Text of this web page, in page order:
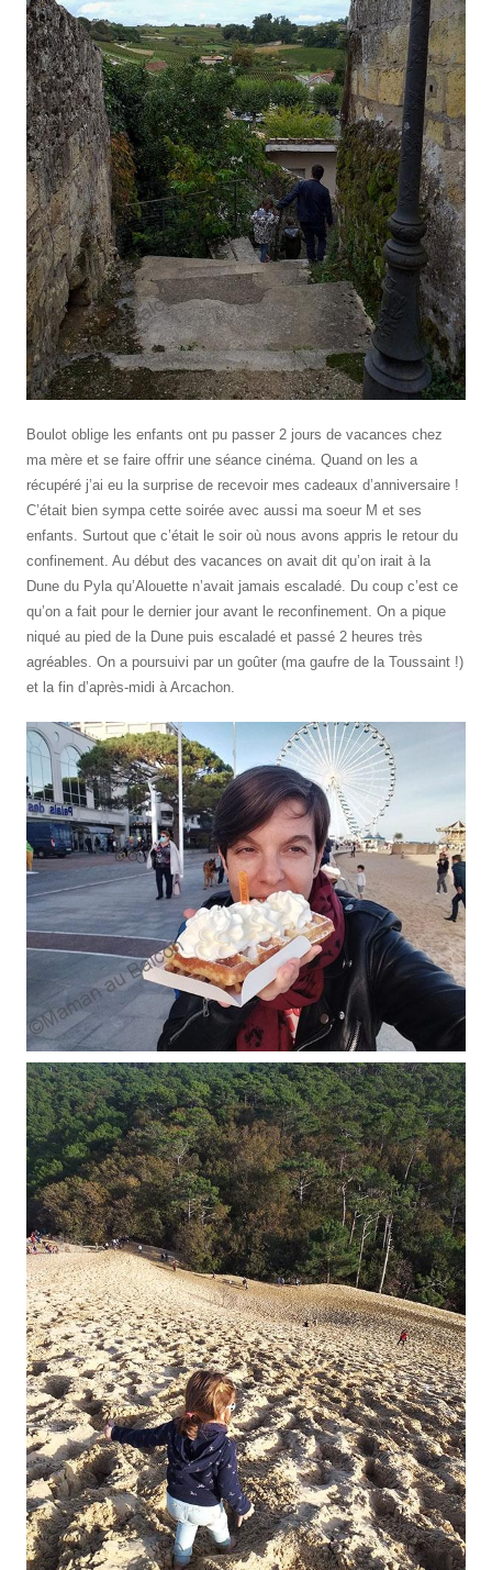
Boulot oblige les enfants ont pu passer 2 jours de vacances chez
ma mère et se faire offrir une séance cinéma. Quand on les a
récupéré j’ai eu la surprise de recevoir mes cadeaux d’anniversaire !
C’était bien sympa cette soirée avec aussi ma soeur M et ses
enfants. Surtout que c’était le soir où nous avons appris le retour du
confinement. Au début des vacances on avait dit qu’on irait à la
Dune du Pyla qu’Alouette n’avait jamais escaladé. Du coup c’est ce
qu’on a fait pour le dernier jour avant le reconfinement. On a pique
niqué au pied de la Dune puis escaladé et passé 2 heures très
agréables. On a poursuivi par un goûter (ma gaufre de la Toussaint !)
et la fin d’après-midi à Arcachon.